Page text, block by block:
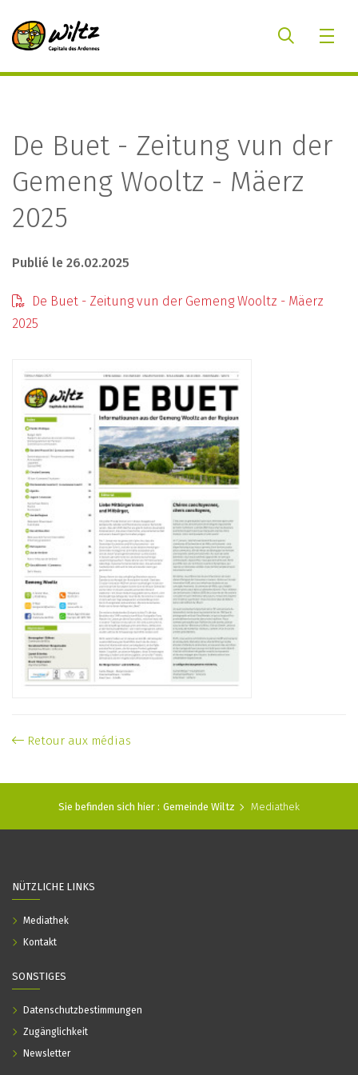
De Buet - Zeitung vun der
Gemeng Wooltz - Mäerz
2025
Publié le 26.02.2025
De Buet - Zeitung vun der Gemeng Wooltz - Mäerz
2025
Retour aux médias
Sie befinden sich hier : Gemeinde Wiltz Mediathek
NÜTZLICHE LINKS
Mediathek
Kontakt
SONSTIGES
Datenschutzbestimmungen
Zugänglichkeit
Newsletter